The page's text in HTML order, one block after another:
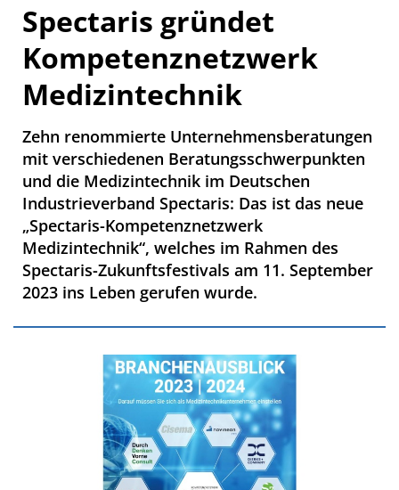
Spectaris gründet
Kompetenznetzwerk
Medizintechnik
Zehn renommierte Unternehmensberatungen
mit verschiedenen Beratungsschwerpunkten
und die Medizintechnik im Deutschen
Industrieverband Spectaris: Das ist das neue
„Spectaris-Kompetenznetzwerk
Medizintechnik“, welches im Rahmen des
Spectaris-Zukunftsfestivals am 11. September
2023 ins Leben gerufen wurde.